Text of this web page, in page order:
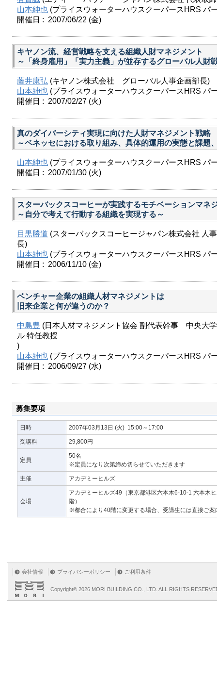
山本紳也 (プライスウォーターハウスクーパースHRS パ
開催日 : 2007/06/22 (金)
キヤノン流、経営戦略を支える組織人財マネジメント
～「終身雇用」「実力主義」が並存するグローバル人財
藤井康弘 (キヤノン株式会社 グローバル人事企画部長)
山本紳也 (プライスウォーターハウスクーパースHRS パ
開催日 : 2007/02/27 (火)
真のダイバーシティ実現に向けた人財マネジメント戦略
～ベネッセにおける取り組み、具体的運用の実態と課題
山本紳也 (プライスウォーターハウスクーパースHRS パ
開催日 : 2007/01/30 (火)
スターバックスコーヒーが実践するモチベーションマネ
～自分で考えて行動する組織を実現する～
目黒勝道 (スターバックスコーヒージャパン株式会社 人
長)
山本紳也 (プライスウォーターハウスクーパースHRS パ
開催日 : 2006/11/10 (金)
ベンチャー企業の組織人材マネジメントは
旧来企業と何が違うのか？
中島豊 (日本人材マネジメント協会 副代表幹事 中央大
ル 特任教授
)
山本紳也 (プライスウォーターハウスクーパースHRS パ
開催日 : 2006/09/27 (水)
募集要項
日時 2007年03月13日 (火) 15:00～17:00
受講料 29,800円
定員
50名
※定員になり次第締め切らせていただきます
主催 アカデミーヒルズ
会場
アカデミーヒルズ49（東京都港区六本木6-10-1 六本木
階）
※都合により40階に変更する場合、受講生には直接ご案
会社情報 プライバシーポリシー ご利用条件
Copyright© 2026 MORI BUILDING CO., LTD. ALL RIGHTS